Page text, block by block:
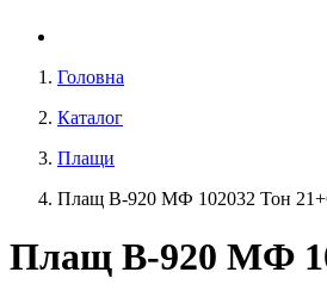
Головна
Каталог
Плащи
Плащ В-920 МФ 102032 Тон
Плащ В-920 МФ